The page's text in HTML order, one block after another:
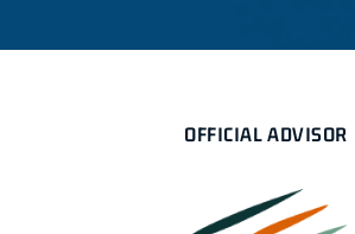
OFFICIAL ADVISOR